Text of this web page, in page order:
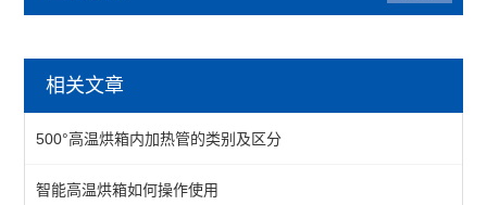
热风循环烘箱
工业烘箱
恒温烘箱
相关文章
500°高温烘箱内加热管的类别及区分
智能高温烘箱如何操作使用